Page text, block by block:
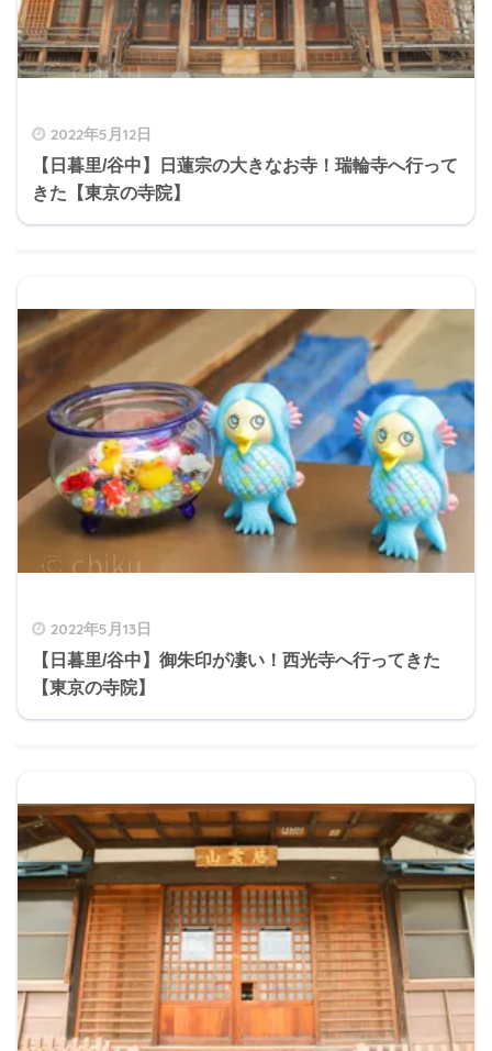
2022年5月12日
【日暮里/谷中】日蓮宗の大きなお寺！瑞輪寺へ行って
きた【東京の寺院】
2022年5月13日
【日暮里/谷中】御朱印が凄い！西光寺へ行ってきた
【東京の寺院】